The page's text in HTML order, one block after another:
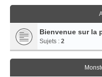
Bienvenue sur la
Sujets : 2